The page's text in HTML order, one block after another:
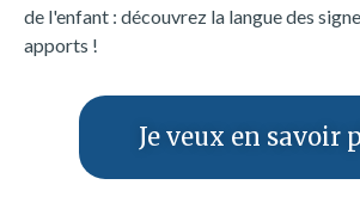
de l'enfant : découvrez la langue des
apports !
Je veux en savoir